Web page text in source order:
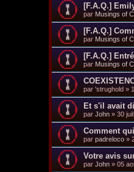
[F.A.Q.]
par Musings of
[F.A.Q.]
par Musings of
[F.A.Q.]
par Musings of
par 'strughold »
Et s'il avait
par John » 30
Comment
par padreloco »
Votre avis
par John » 05